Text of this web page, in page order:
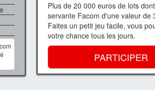
Plus de 20 000 euros de lots
servante Facom d'une valeur de
Faites un petit jeu facile, vous
votre chance tous les jours.
PARTICIPER